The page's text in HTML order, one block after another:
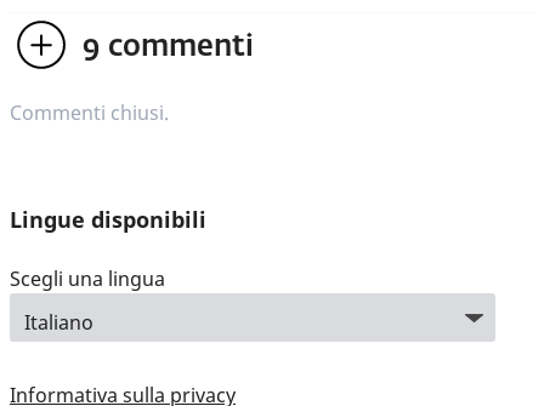
9 commenti
Commenti chiusi.
Lingue disponibili
Scegli una lingua
Informativa sulla privacy